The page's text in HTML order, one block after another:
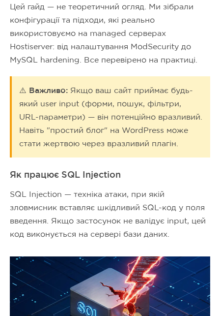
Цей гайд — не теоретичний огляд. Ми зібрали
конфігурації та підходи, які реально
використовуємо на managed серверах
Hostiserver: від налаштування ModSecurity до
MySQL hardening. Все перевірено на практиці.
⚠️ Важливо: Якщо ваш сайт приймає будь-
який user input (форми, пошук, фільтри,
URL-параметри) — він потенційно вразливий.
Навіть "простий блог" на WordPress може
стати жертвою через вразливий плагін.
Як працює SQL Injection
SQL Injection — техніка атаки, при якій
зловмисник вставляє шкідливий SQL-код у поля
введення. Якщо застосунок не валідує input, цей
код виконується на сервері бази даних.